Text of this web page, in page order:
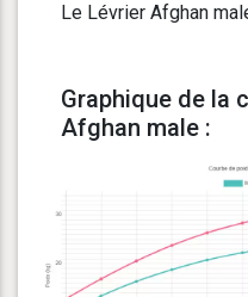
Le Lévrier Afghan
Graphique de la
Afghan male :